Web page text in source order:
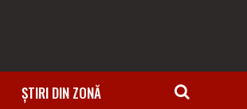
ȘTIRI DIN ZONĂ